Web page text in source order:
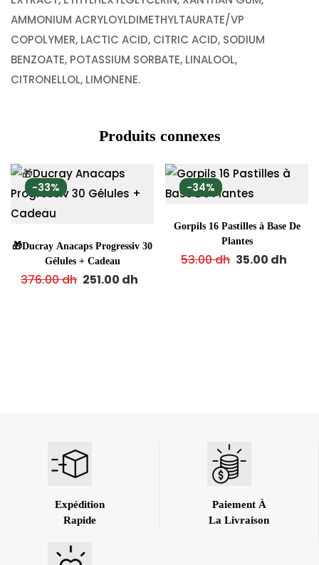
AMMONIUM ACRYLOYLDIMETHYLTAURATE/VP
COPOLYMER, LACTIC ACID, CITRIC ACID, SODIUM
BENZOATE, POTASSIUM SORBATE, LINALOOL,
CITRONELLOL, LIMONENE.
Produits connexes
-33%
🎁Ducray Anacaps Progressiv 30
Gélules + Cadeau
376.00dh 251.00 dh
-34%
Gorpils 16 Pastilles à Base De
Plantes
53.00dh 35.00 dh
Paiement À
La Livraison
Expédition
Rapide